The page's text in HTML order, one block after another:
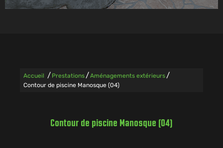
Accueil / Prestations /Aménagements extérieurs /
Contour de piscine Manosque (04)
Contour de piscine Manosque (04)